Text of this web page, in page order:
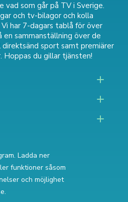
vad som går på TV i Sverige.
och tv-bilagor och kolla
har 7-dagars tablå för över
en sammanställning över de
direktsänd sport samt premiärer
. Hoppas du gillar tjänsten!
Ladda ner
funktioner såsom
och möjlighet